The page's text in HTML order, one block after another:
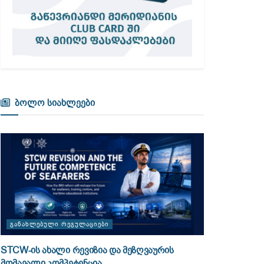
ბოლო სიახლეები
ᲒᲐᲜᲐᲮᲚᲔᲑᲣᲚᲘ ᲠᲔᲒᲣᲚᲐᲪᲘᲔᲑᲘ
STCW-ის ახალი რევიზია და მეზღვაურის